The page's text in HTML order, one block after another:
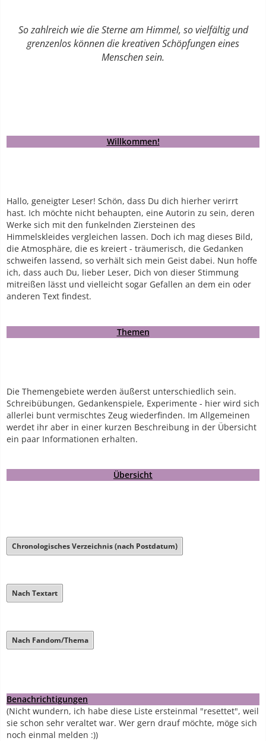
So zahlreich wie die Sterne am Himmel, so vielfältig und
grenzenlos können die kreativen Schöpfungen eines
Menschen sein.
Willkommen!
Hallo, geneigter Leser! Schön, dass Du dich hierher verirrt
hast. Ich möchte nicht behaupten, eine Autorin zu sein, deren
Werke sich mit den funkelnden Ziersteinen des
Himmelskleides vergleichen lassen. Doch ich mag dieses Bild,
die Atmosphäre, die es kreiert - träumerisch, die Gedanken
schweifen lassend, so verhält sich mein Geist dabei. Nun hoffe
ich, dass auch Du, lieber Leser, Dich von dieser Stimmung
mitreißen lässt und vielleicht sogar Gefallen an dem ein oder
anderen Text findest.
Themen
Die Themengebiete werden äußerst unterschiedlich sein.
Schreibübungen, Gedankenspiele, Experimente - hier wird sich
allerlei bunt vermischtes Zeug wiederfinden. Im Allgemeinen
werdet ihr aber in einer kurzen Beschreibung in der Übersicht
ein paar Informationen erhalten.
Übersicht
Chronologisches Verzeichnis (nach Postdatum)
Nach Textart
Nach Fandom/Thema
Benachrichtigungen
(Nicht wundern, ich habe diese Liste ersteinmal "resettet", weil
sie schon sehr veraltet war. Wer gern drauf möchte, möge sich
noch einmal melden :))